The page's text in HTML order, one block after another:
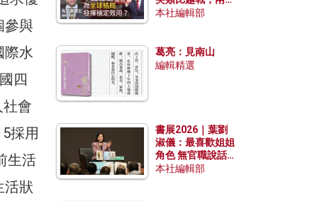
參與
際水
四
會
採用
生活
活狀
有何異同？中國崛
本社編輯部
葛亮：見南山
編輯精選
書展2026｜葉劉
淑儀：最喜歡姐姐
角色 無官職說話
包袱少
本社編輯部